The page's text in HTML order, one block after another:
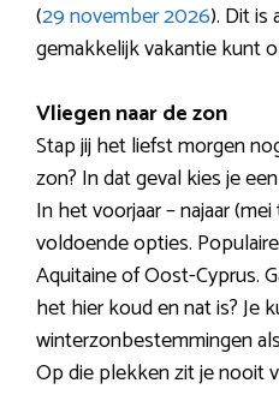
(29 november 2026). Dit is
gemakkelijk vakantie kunt
Vliegen naar de zon
Stap jij het liefst morgen
zon? In dat geval kies je
In het voorjaar – najaar
voldoende opties.
Aquitaine of Oost-Cyprus.
het hier koud en nat is? Je
winterzonbestemmingen
Op die plekken zit je nooit